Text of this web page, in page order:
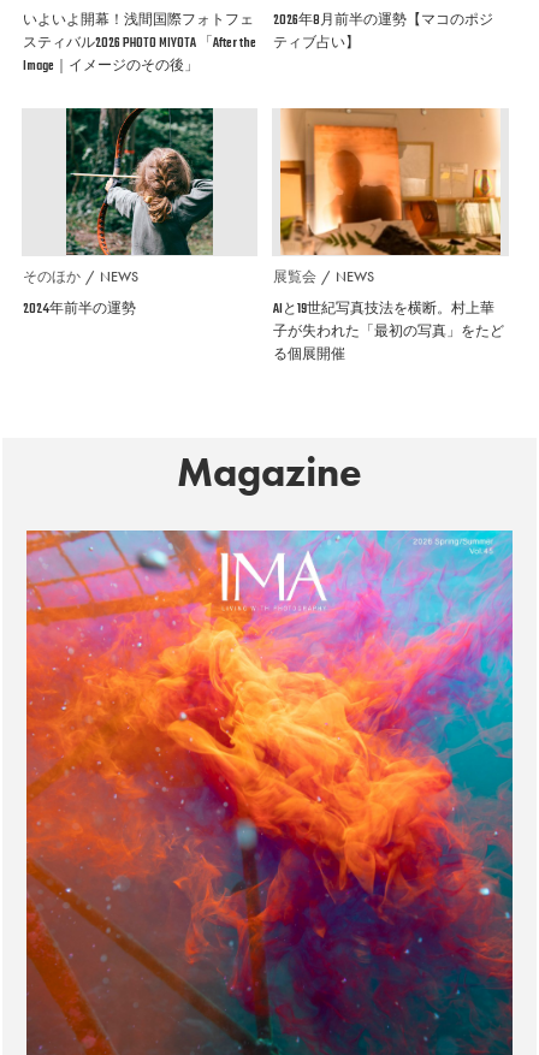
いよいよ開幕！浅間国際フォトフェ
スティバル2026 PHOTO MIYOTA 「After the
Image｜イメージのその後」
2026年8月前半の運勢【マコのポジ
ティブ占い】
そのほか NEWS
2024年前半の運勢
展覧会 NEWS
AIと19世紀写真技法を横断。村上華
子が失われた「最初の写真」をたど
る個展開催
Magazine